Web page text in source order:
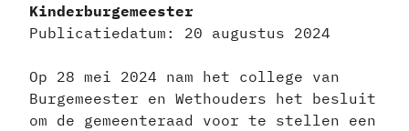
Kinderburgemeester
Publicatiedatum: 20 augustus 2024
Op 28 mei 2024 nam het college van
Burgemeester en Wethouders het besluit
om de gemeenteraad voor te stellen een